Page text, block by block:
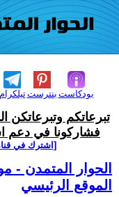
تيلكرامبنترست بودكاست
تبرعاتكم وتبرعاتكن
فشاركونا في دعم
[اشترك في
الحوار المتمدن -
الموقع الرئيسي